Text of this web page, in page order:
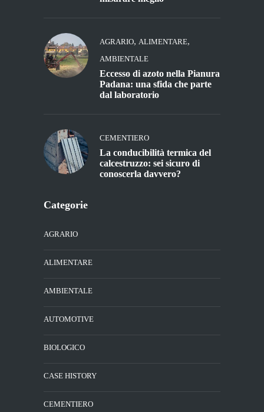
AGRARIO, ALIMENTARE,
AMBIENTALE
Eccesso di azoto nella Pianura
Padana: una sfida che parte
dal laboratorio
CEMENTIERO
La conducibilità termica del
calcestruzzo: sei sicuro di
conoscerla davvero?
Categorie
AGRARIO
ALIMENTARE
AMBIENTALE
AUTOMOTIVE
BIOLOGICO
CASE HISTORY
CEMENTIERO